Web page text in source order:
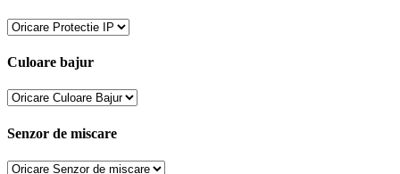
Culoare bajur
Senzor de miscare